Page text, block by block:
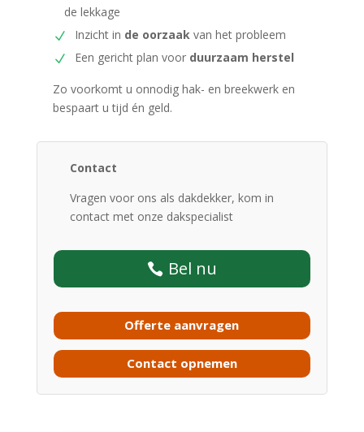
de lekkage
Inzicht in de oorzaakvan het probleem
Een gericht plan voor duurzaam herstel
Zo voorkomt u onnodig hak- en breekwerk en
bespaart u tijd én geld.
Contact
Vragen voor ons als dakdekker, kom in
contact met onze dakspecialist
Bel nu
Offerte aanvragen
Contact opnemen